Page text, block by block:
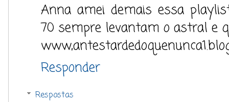
Anna amei demais essa
70 sempre levantam o astral e
Responder
Respostas